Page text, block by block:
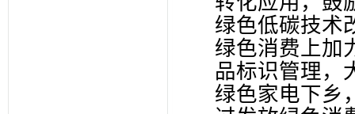
绿色低碳技术
绿色消费上加
品标识管理，
绿色家电下乡